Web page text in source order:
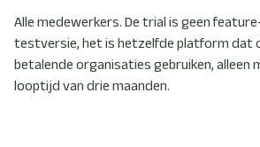
Alle medewerkers. De trial is geen
testversie, het is hetzelfde platform dat
betalende organisaties gebruiken, alleen
looptijd van drie maanden.